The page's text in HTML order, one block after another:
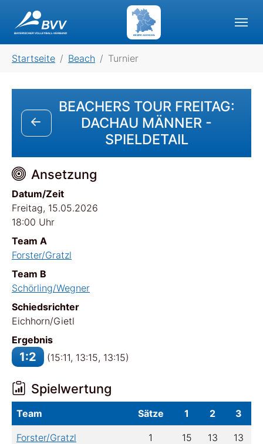
BEZIRK AUSWAHL
Startseite Beach Turnier
BEACHERS TOUR FREITAG:
DACHAU MÄNNER -
SPIELDETAIL
Ansetzung
Datum/Zeit
Freitag, 15.05.2026
18:00 Uhr
Team A
Forster/Gratzl
Team B
Schörling/Wegner
Schiedsrichter
Eichhorn/Gietl
Ergebnis
1:2 (15:11, 13:15, 13:15)
Spielwertung
Team Sätze 1 2 3
Forster/Gratzl 1 15 13 13